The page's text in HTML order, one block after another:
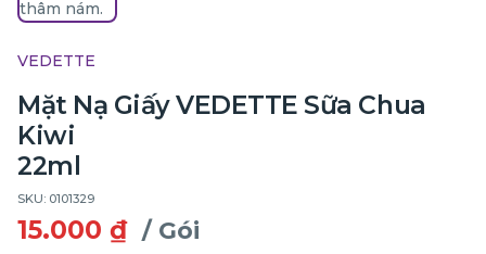
VEDETTE
Mặt Nạ Giấy VEDETTE Sữa Chua
Kiwi
22ml
SKU: 0101329
15.000 ₫ / Gói